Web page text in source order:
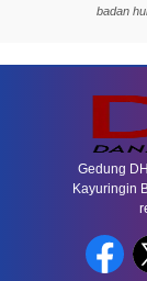
badan
Gedung
Kayuringin